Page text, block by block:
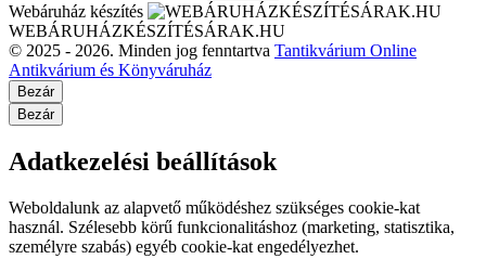
Webáruház készítés
WEBÁRUHÁZKÉSZÍTÉSÁRAK.HU
© 2025 - 2026. Minden jog fenntartva Tantikvárium Online
Antikvárium és Könyváruház
Bezár
Bezár
Adatkezelési beállítások
Weboldalunk az alapvető működéshez szükséges cookie-kat
használ. Szélesebb körű funkcionalitáshoz (marketing, statisztika,
személyre szabás) egyéb cookie-kat engedélyezhet.